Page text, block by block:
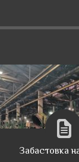
Забастовка